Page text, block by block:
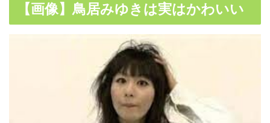
【画像】鳥居みゆきは実はかわいい